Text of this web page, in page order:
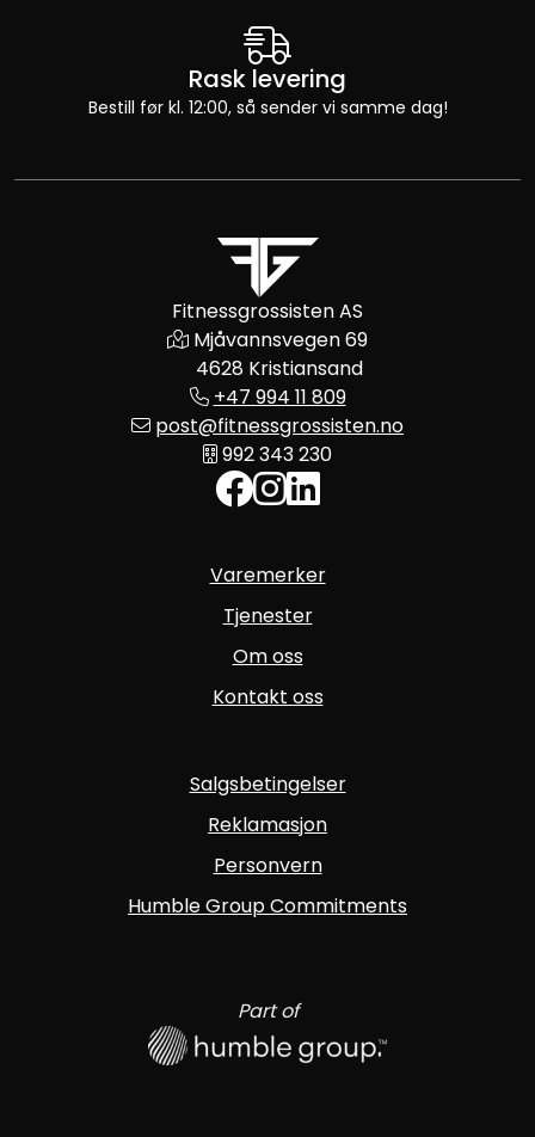
Rask levering
Bestill før kl. 12:00, så sender vi samme dag!
Fitnessgrossisten AS
Mjåvannsvegen 69
4628 Kristiansand
+47 994 11 809
post@fitnessgrossisten.no
992 343 230
Varemerker
Tjenester
Om oss
Kontakt oss
Salgsbetingelser
Reklamasjon
Personvern
Humble Group Commitments
Part of